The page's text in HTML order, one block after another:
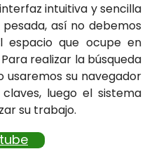
intuitiva y sencilla
así no debemos
espacio que ocupe en
realizar la búsqueda
su navegador
luego el sistema
su trabajo.